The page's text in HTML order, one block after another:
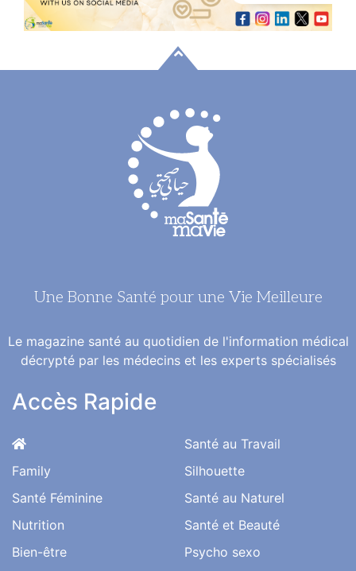
Une Bonne Santé pour une Vie Meilleure
Le magazine santé au quotidien de l'information médical
décrypté par les médecins et les experts spécialisés
Accès Rapide
Family
Santé Féminine
Nutrition
Bien-être
Santé au Travail
Silhouette
Santé au Naturel
Santé et Beauté
Psycho sexo